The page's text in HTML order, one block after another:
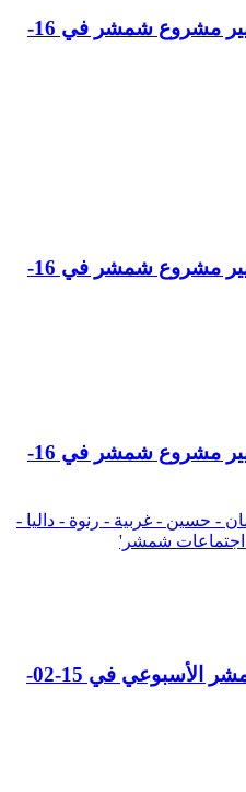
محضر:اجتماع لجنة تسيير مشروع شمشر في 16-
محضر:اجتماع لجنة تسيير مشروع شمشر في 16-
محضر:اجتماع لجنة تسيير مشروع شمشر في 16-
- حسين - غربية - رنوة - داليا -
شمشر'
محضر:اجتماع فريق شمشر الأسبوعي في 15-02-